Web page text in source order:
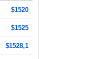
$1520
$1525
$1528,1